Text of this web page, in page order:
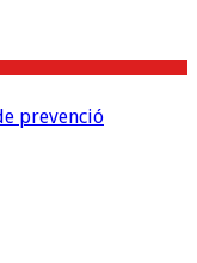
prevenció